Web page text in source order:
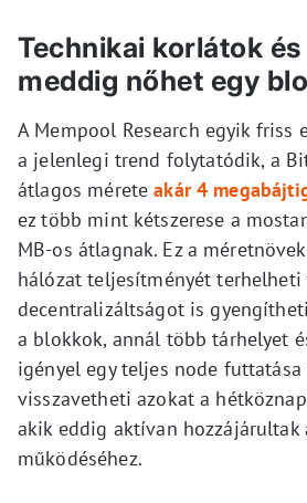
Technikai korlátok
meddig nőhet egy
A Mempool Research egyik friss
a jelenlegi trend folytatódik, a
átlagos méreteakár 4
ez több mint kétszerese a
MB-os átlagnak. Ez a
hálózat teljesítményét terhelheti
decentralizáltságot is
a blokkok, annál több tárhelyet
igényel egy teljes node futtatása
visszavetheti azokat a
akik eddig aktívan hozzájárultak
működéséhez.